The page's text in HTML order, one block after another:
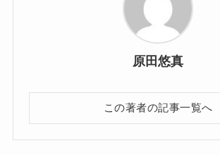
原田悠真
この著者の記事一覧へ